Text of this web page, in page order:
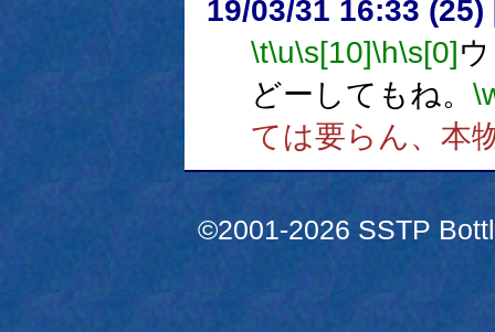
19/03/31 16:33 (25)
\t\u\s[10]\h\s[0]
どーしてもね。
ては要らん、本
©2001-2026 SSTP